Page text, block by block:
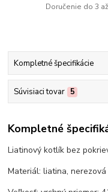
Doručenie do 3
Kompletné špecifikácie
Súvisiaci tovar 5
Kompletné
Liatinový kotlík bez
Materiál: liatina,